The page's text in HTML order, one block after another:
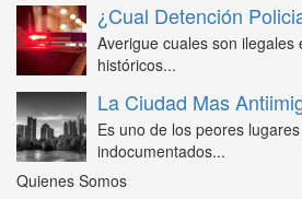
¿Cual Detención
Averigue cuales son ilegales
históricos...
La Ciudad Mas
Es uno de los peores
indocumentados...
Quienes Somos